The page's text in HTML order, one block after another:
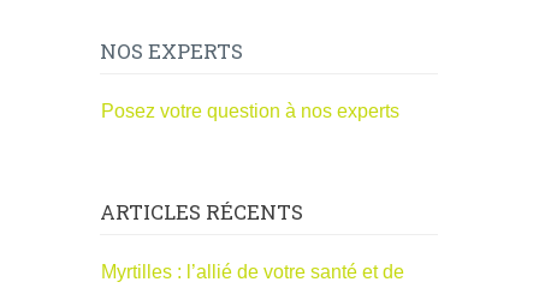
NOS EXPERTS
Posez votre question à nos experts
ARTICLES RÉCENTS
Myrtilles : l’allié de votre santé et de